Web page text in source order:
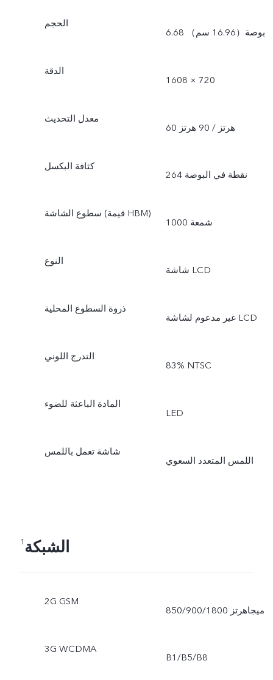
الحجم
6.68 بوصة（16.96 سم）
الدقة
1608 × 720
معدل التحديث
60 هرتز / 90 هرتز
كثافة البكسل
264 نقطة في البوصة
سطوع الشاشة (قيمة HBM)
1000 شمعة
النوع
شاشة LCD
ذروة السطوع المحلية
غير مدعوم لشاشة LCD
التدرج اللوني
83% NTSC
المادة الباعثة للضوء
LED
شاشة تعمل باللمس
اللمس المتعدد السعوي
الشبكة 1
2G GSM
850/900/1800 ميجاهرتز
3G WCDMA
B1/B5/B8